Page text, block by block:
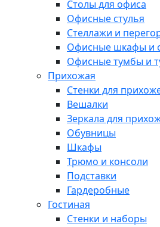
Столы для офиса
Офисные стулья
Стеллажи и
Офисные шкафы и
Офисные тумбы и
Прихожая
Стенки для
Вешалки
Зеркала для
Обувницы
Шкафы
Трюмо и консоли
Подставки
Гардеробные
Гостиная
Стенки и наборы